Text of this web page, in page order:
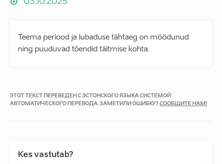
03.10.2025
Teema periood ja lubaduse tähtaeg on möödunud
ning puuduvad tõendid täitmise kohta.
ЭТОТ ТЕКСТ ПЕРЕВЕДЕН С ЭСТОНСКОГО ЯЗЫКА СИСТЕМОЙ
АВТОМАТИЧЕСКОГО ПЕРЕВОДА. ЗАМЕТИЛИ ОШИБКУ? СООБЩИТЕ НАМ!
Kes vastutab?